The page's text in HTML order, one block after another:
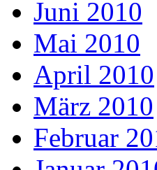
Juni 2010
Mai 2010
April 2010
März 2010
Februar